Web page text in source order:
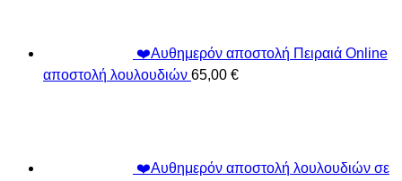
❤️Αυθημερόν αποστολή Πειραιά Online
αποστολή λουλουδιών 65,00 €
❤️Αυθημερόν αποστολή λουλουδιών σε